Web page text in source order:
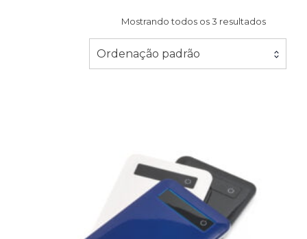
Mostrando todos os 3 resultados
Ordenação padrão